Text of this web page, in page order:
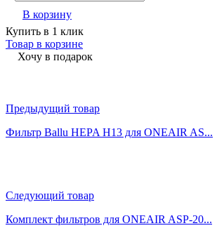
В корзину
Купить в 1 клик
Товар в корзине
Хочу в подарок
Предыдущий товар
Фильтр Ballu HEPA Н13 для ONEAIR AS...
Следующий товар
Комплект фильтров для ONEAIR ASP-20...